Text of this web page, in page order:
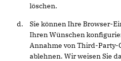
löschen.
Sie können Ihre Browser-
Ihren Wünschen
Annahme von Third-Party-
ablehnen. Wir weisen Sie